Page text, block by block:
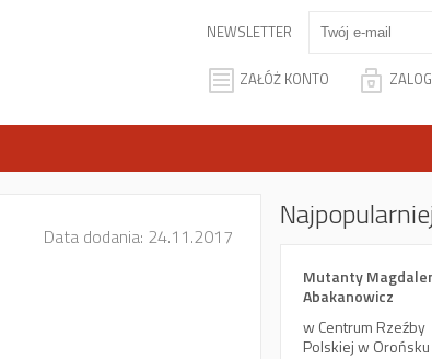
NEWSLETTER
ZAŁÓŻ KONTO
Data dodania: 24.11.2017
Mutanty
Abakanowicz
w Centrum Rzeźby
Polskiej w Orońsku